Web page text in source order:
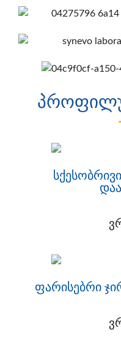
ფარისებრი